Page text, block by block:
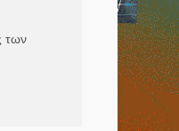
των